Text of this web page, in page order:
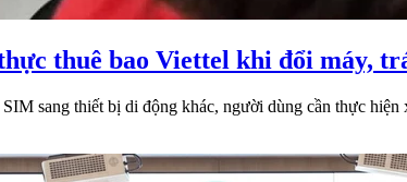
thuê bao Viettel khi đổi máy,
sang thiết bị di động khác, người dùng cần thực